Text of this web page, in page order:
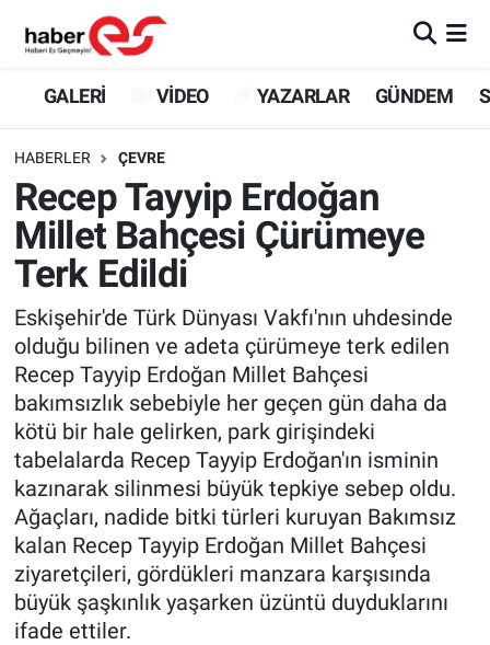
GALERİ VİDEO YAZARLAR GÜNDEM
HABERLER ÇEVRE
Recep Tayyip Erdoğan
Millet Bahçesi Çürümeye
Terk Edildi
Eskişehir'de Türk Dünyası Vakfı'nın uhdesinde
olduğu bilinen ve adeta çürümeye terk edilen
Recep Tayyip Erdoğan Millet Bahçesi
bakımsızlık sebebiyle her geçen gün daha da
kötü bir hale gelirken, park girişindeki
tabelalarda Recep Tayyip Erdoğan'ın isminin
kazınarak silinmesi büyük tepkiye sebep oldu.
Ağaçları, nadide bitki türleri kuruyan Bakımsız
kalan Recep Tayyip Erdoğan Millet Bahçesi
ziyaretçileri, gördükleri manzara karşısında
büyük şaşkınlık yaşarken üzüntü duyduklarını
ifade ettiler.
GALERİ
YAZARLAR
GÜNDEM
SİYASET
TEKNOLOJİ
EKONOMİ
SPOR
ASAYİŞ
Eskişehir Nöbetçi Eczaneler
Eskişehir Trafik Yoğunluk Haritası
Süper Lig Puan Durumu ve Fikstür
Tüm Manşetler
Son Dakika Haberleri
Haber Arşivi